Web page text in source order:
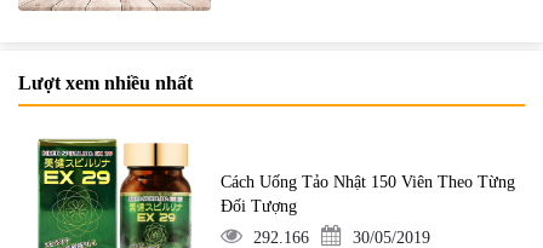
Lượt xem nhiều nhất
Cách Uống Tảo Nhật 150 Viên Theo Từng
Đối Tượng
292.166
30/05/2019